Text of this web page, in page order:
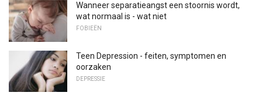
Wanneer separatieangst een stoornis wordt,
wat normaal is - wat niet
FOBIEËN
Teen Depression - feiten, symptomen en
oorzaken
DEPRESSIE